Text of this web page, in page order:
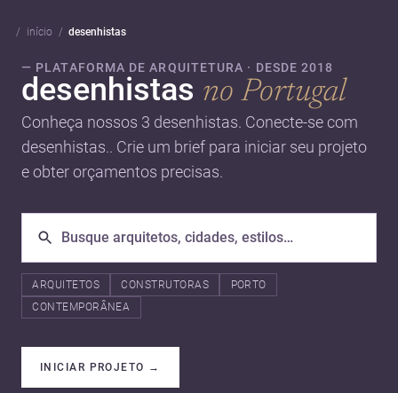
início desenhistas
— PLATAFORMA DE ARQUITETURA · DESDE 2018
desenhistas no Portugal
Conheça nossos 3 desenhistas. Conecte-se com
desenhistas.. Crie um brief para iniciar seu projeto
e obter orçamentos precisas.
ARQUITETOS CONSTRUTORAS
PORTO
CONTEMPORÂNEA
INICIAR PROJETO →